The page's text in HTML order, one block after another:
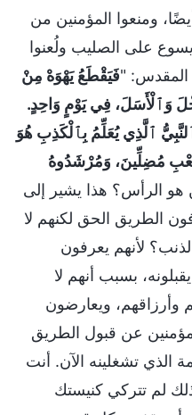
ومنعوا المؤمنين من
على الصليب ولُعنوا
المقدس: "فَيَقْطَعُ يَهْوَهْ مِنْ
وَٱلْأَسَلَ، فِي يَوْمٍ وَاحِدٍ.
ٱلَّذِي يُعَلِّمُ بِٱلْكَذِبِ هُوَ
مُضِلِّينَ، وَمُرْشَدُوهُ
الرأس؟ هذا يشير إلى
الطريق الحق لكنهم لا
لأنهم يعرفون
بسبب أنهم لا
وأرزاقهم، ويعارضون
عن قبول الطريق
الذي تشغلينه الآن. أنت
لم تتركي كنيستك